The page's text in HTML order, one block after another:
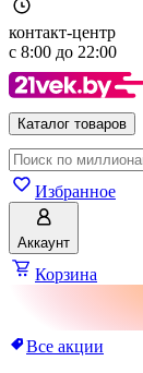
контакт-центр
с 8:00 до 22:00
Каталог товаров
Избранное
Аккаунт
Корзина
Все акции